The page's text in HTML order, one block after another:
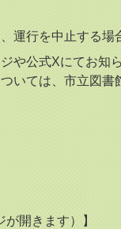
運行を中止する場
や公式Xにてお知
いては、市立図書
開きます）】